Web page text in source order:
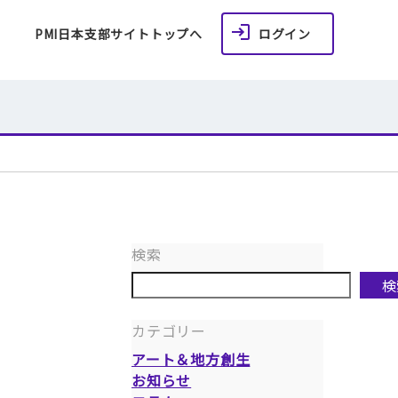
PMI日本支部サイトトップへ ログイン
検索
カテゴリー
アート＆地方創生
お知らせ